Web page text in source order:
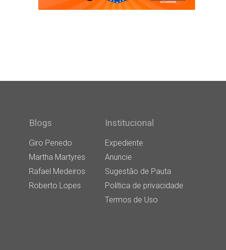
Blogs
Giro Penedo
Martha Martyres
Rafael Medeiros
Roberto Lopes
Institucional
Expediente
Anuncie
Sugestão de Pauta
Política de privacidade
Termos de Uso